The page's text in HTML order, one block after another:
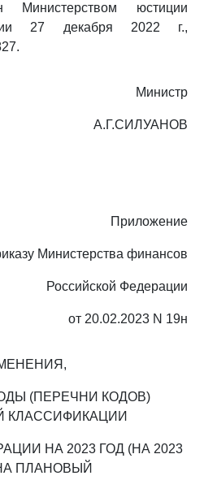
Министерством юстиции
27 декабря 2022 г.,
Министр
А.Г.СИЛУАНОВ
Приложение
Министерства финансов
Российской Федерации
от 20.02.2023 N 19н
(ПЕРЕЧНИ КОДОВ)
КЛАССИФИКАЦИИ
НА 2023 ГОД (НА 2023
ПЛАНОВЫЙ